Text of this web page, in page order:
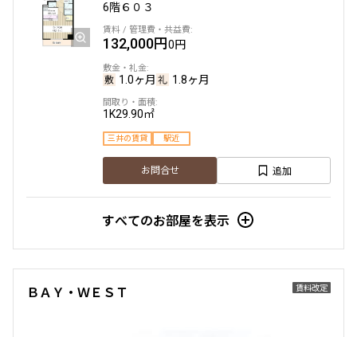
6階６０３
132,000円0円
1.0ヶ月 1.8ヶ月
1K29.90㎡
三井の賃貸 駅近
お問合せ 追加
すべてのお部屋を表示
賃料改定
ＢＡＹ・ＷＥＳＴ